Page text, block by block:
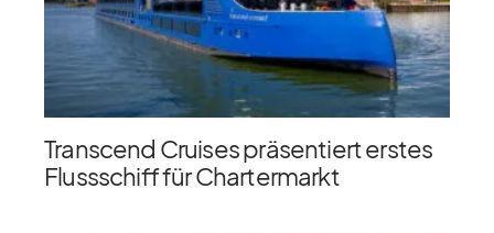
Transcend Cruises präsentiert erstes
Flussschiff für Chartermarkt